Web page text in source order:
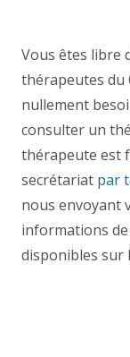
Vous êtes libre
thérapeutes du
nullement
consulter un
thérapeute est
secrétariat par
nous envoyant
informations
disponibles sur